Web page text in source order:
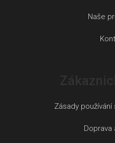
Naše
Zásady
Doprava